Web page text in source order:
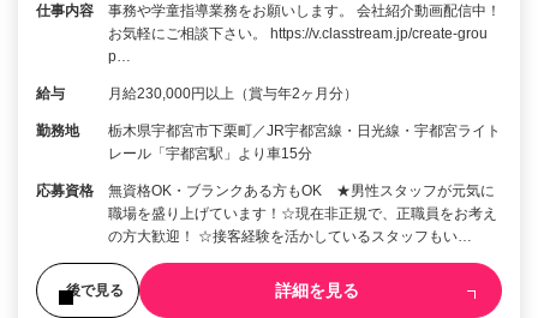
仕事内容
事務や学童指導業務をお願いします。 会社紹介動画配信中！
お気軽にご相談下さい。 https://v.classtream.jp/create-grou
p…
給与 月給230,000円以上（賞与年2ヶ月分）
勤務地
栃木県宇都宮市下栗町／JR宇都宮線・日光線・宇都宮ライト
レール「宇都宮駅」より車15分
応募資格
無資格OK・ブランクある方もOK ★男性スタッフが元気に
職場を盛り上げています！☆現在非正規で、正職員をお考え
の方大歓迎！ ☆接客経験を活かしているスタッフもい…
後で見る 詳細を見る